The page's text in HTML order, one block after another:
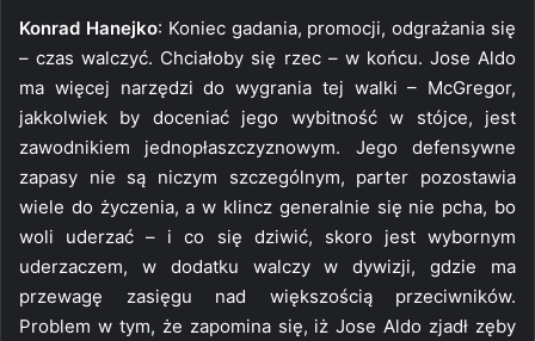
Konrad Hanejko: Koniec gadania, promocji, odgrażania się
– czas walczyć. Chciałoby się rzec – w końcu. Jose Aldo
ma więcej narzędzi do wygrania tej walki – McGregor,
jakkolwiek by doceniać jego wybitność w stójce, jest
zawodnikiem jednopłaszczyznowym. Jego defensywne
zapasy nie są niczym szczególnym, parter pozostawia
wiele do życzenia, a w klincz generalnie się nie pcha, bo
woli uderzać – i co się dziwić, skoro jest wybornym
uderzaczem, w dodatku walczy w dywizji, gdzie ma
przewagę zasięgu nad większością przeciwników.
Problem w tym, że zapomina się, iż Jose Aldo zjadł zęby